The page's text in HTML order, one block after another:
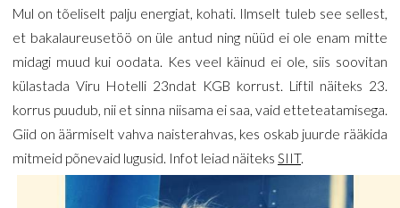
Mul on tõeliselt palju energiat, kohati. Ilmselt tuleb see sellest,
et bakalaureusetöö on üle antud ning nüüd ei ole enam mitte
midagi muud kui oodata. Kes veel käinud ei ole, siis soovitan
külastada Viru Hotelli 23ndat KGB korrust. Liftil näiteks 23.
korrus puudub, nii et sinna niisama ei saa, vaid etteteatamisega.
Giid on äärmiselt vahva naisterahvas, kes oskab juurde rääkida
mitmeid põnevaid lugusid. Infot leiad näiteks SIIT.